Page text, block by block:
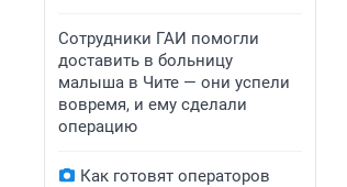
Сотрудники ГАИ помогли
доставить в больницу
малыша в Чите — они успели
вовремя, и ему сделали
операцию
Как готовят операторов